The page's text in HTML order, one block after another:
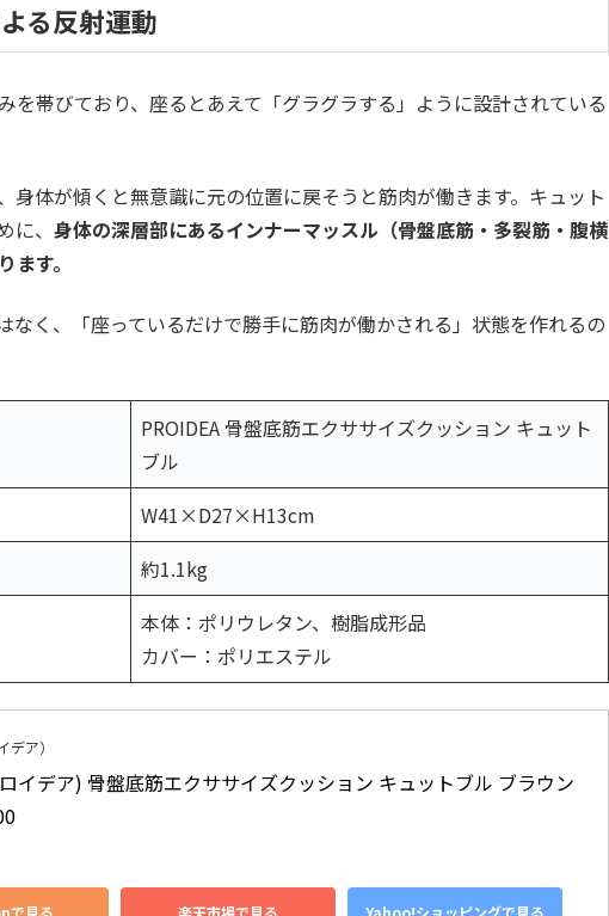
る反射運動
を帯びており、座るとあえて「グラグラする」ように設計されている
身体が傾くと無意識に元の位置に戻そうと筋肉が働きます。キュット
、 身体の深層部にあるインナーマッスル（骨盤底筋・多裂筋・腹横
す。
なく、「座っているだけで勝手に筋肉が働かされる」状態を作れるの
PROIDEA 骨盤底筋エクササイズクッション キュット
ブル
W41×D27×H13cm
約1.1kg
本体：ポリウレタン、樹脂成形品
カバー：ポリエステル
デア）
イデア) 骨盤底筋エクササイズクッション キュットブル ブラウン
で見る 楽天市場で見る Yahoo!ショッピングで見る